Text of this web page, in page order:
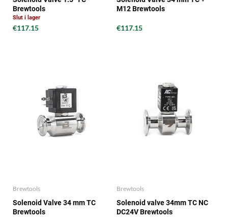
Brewtools
Slut i lager
€117.15
M12 Brewtools
€117.15
Brewtools
Solenoid Valve 34 mm TC
Brewtools
Brewtools
Solenoid valve 34mm TC NC
DC24V Brewtools